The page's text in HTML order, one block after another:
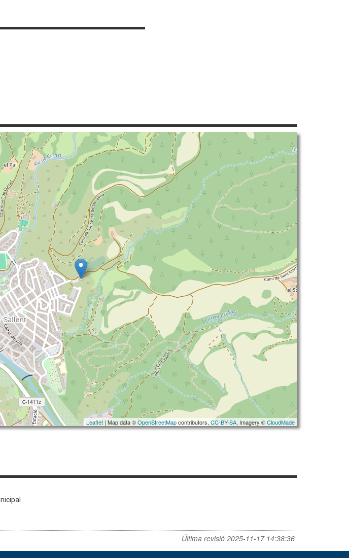
Leaflet| Map data ©OpenStreetMapcontributors, CC-BY-SA, Imagery ©CloudMade
Última revisió 2025-11-17 14:38:36